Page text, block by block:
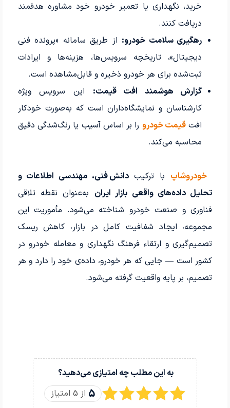
خرید، نگهداری یا تعمیر خودرو خود مشاوره هدفمند
دریافت کنند.
رهگیری سلامت خودرو: از طریق سامانه «پرونده فنی
دیجیتال»، تاریخچه سرویس‌ها، هزینه‌ها و ایرادات
ثبت‌شده برای هر خودرو ذخیره و قابل‌مشاهده است.
گزارش هوشمند افت قیمت: این سرویس ویژه
کارشناسان و نمایشگاه‌داران است که به‌صورت خودکار
افتقیمت خودرو را بر اساس آسیب یا رنگ‌شدگی دقیق
محاسبه می‌کند.
خودروشاپ با ترکیبدانش فنی، مهندسی اطلاعات و
تحلیل داده‌های واقعی بازار ایران به‌عنوان نقطه تلاقی
فناوری و صنعت خودرو شناخته می‌شود. مأموریت این
مجموعه، ایجاد شفافیت کامل در بازار، کاهش ریسک
تصمیم‌گیری و ارتقاء فرهنگ نگهداری و معامله خودرو در
کشور است — جایی که هر خودرو، داده‌ی خود را دارد و هر
تصمیم، بر پایه واقعیت گرفته می‌شود.
به این مطلب چه امتیازی می‌دهید؟
5 از 5 امتیاز